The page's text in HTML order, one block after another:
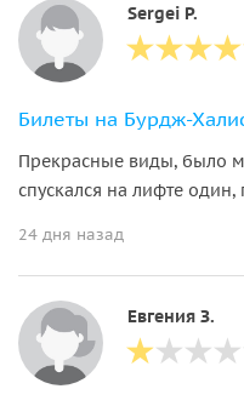
Sergei P.
Билеты на Бурдж-
Прекрасные виды, было
спускался на лифте
24 дня назад
Евгения З.